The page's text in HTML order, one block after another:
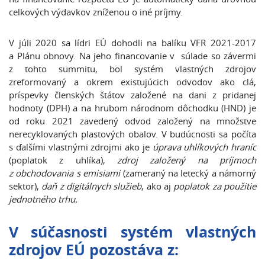
celkových výdavkov zníženou o iné príjmy.
V júli 2020 sa lídri EÚ dohodli na balíku VFR 2021-2017
a Plánu obnovy. Na jeho financovanie v súlade so závermi
z tohto summitu, bol systém vlastných zdrojov
zreformovaný a okrem existujúcich odvodov ako clá,
príspevky členských štátov založené na dani z pridanej
hodnoty (DPH) a na hrubom národnom dôchodku (HND) je
od roku 2021 zavedený odvod založený na množstve
nerecyklovaných plastových obalov. V budúcnosti sa počíta
s ďalšími vlastnými zdrojmi ako je úprava uhlíkových hraníc
(poplatok z uhlíka), zdroj založený na príjmoch
z obchodovania s emisiami(zameraný na letecký a námorný
sektor), daň z digitálnych služieb, ako aj poplatok za použitie
jednotného trhu.
V súčasnosti systém vlastných
zdrojov EÚ pozostáva z: